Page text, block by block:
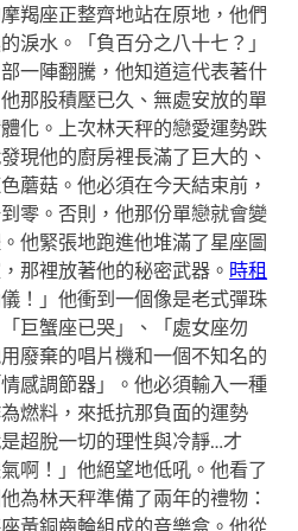
羯座正整齊地站在原地，他們
淚水。「負百分之八十七？」
一陣翻騰，他知道這代表著什
那股積壓已久、無處安放的單
化。上次林天秤的戀愛運勢跌
現他的廚房裡長滿了巨大的、
蘑菇。他必須在今天結束前，
零。否則，他那份單戀就會變
他緊張地跑進他堆滿了星座圖
那裡放著他的秘密武器。 時租
儀！」他衝到一個像是老式彈珠
巨蟹座已哭」、「處女座勿
廢棄的唱片機和一個不知名的
感調節器」。他必須輸入一種
燃料，來抵抗那負面的運勢
超脫一切的理性與冷靜…才
啊！」他絕望地低吼。他看了
為林天秤準備了兩年的禮物：
黃銅齒輪組成的音樂盒。他從